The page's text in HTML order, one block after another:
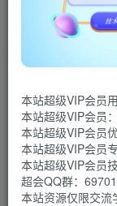
本站超级VIP会员
本站超级VIP会员
本站超级VIP会员
本站超级VIP会员
本站超级VIP会员
超会QQ群：
本站资源仅限交流